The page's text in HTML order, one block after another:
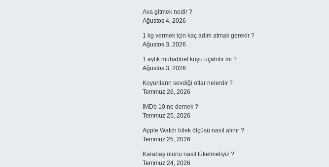
Ava gitmek nedir ?
Ağustos 4, 2026
1 kg vermek için kaç adım atmak gerekir ?
Ağustos 3, 2026
1 aylık muhabbet kuşu uçabilir mi ?
Ağustos 3, 2026
Koyunların sevdiği otlar nelerdir ?
Temmuz 26, 2026
IMDb 10 ne demek ?
Temmuz 25, 2026
Apple Watch bilek ölçüsü nasıl alınır ?
Temmuz 25, 2026
Karabaş otunu nasıl tüketmeliyiz ?
Temmuz 24, 2026